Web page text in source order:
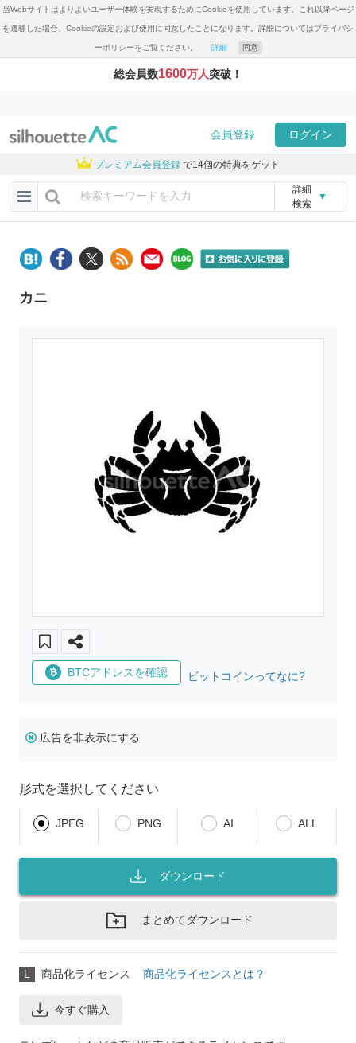
当Webサイトはよりよいユーザー体験を実現するためにCookieを使用しています。これ以降ページ
を遷移した場合、Cookieの設定および使用に同意したことになります。詳細についてはプライバシ
ーポリシーをご覧ください。 詳細 同意
総会員数1600万人突破！
会員登録 ログイン
プレミアム会員登録 で14個の特典をゲット
詳細
検索
▼
カニ
BTCアドレスを確認 ビットコインってなに?
広告を非表示にする
形式を選択してください
JPEG PNG AI ALL
ダウンロード
まとめてダウンロード
L 商品化ライセンス 商品化ライセンスとは？
今すぐ購入